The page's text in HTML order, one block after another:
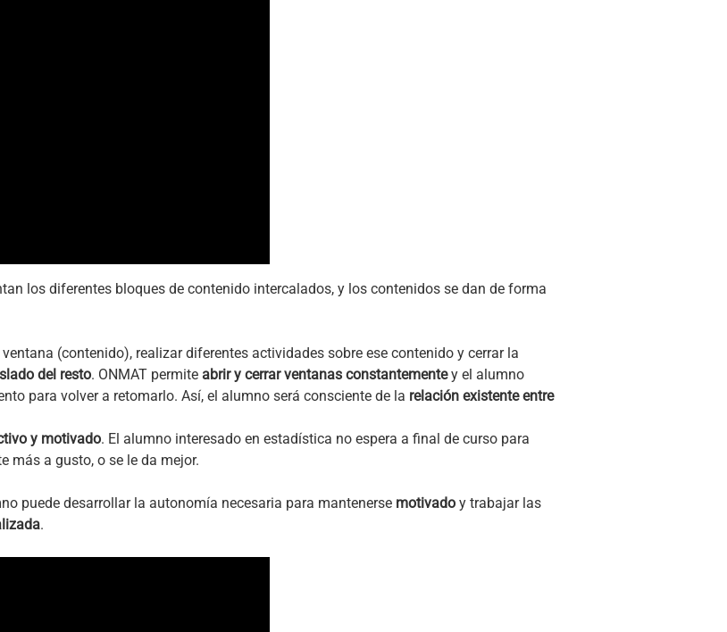
los diferentes bloques de contenido intercalados, y los contenidos se dan de forma
(contenido), realizar diferentes actividades sobre ese contenido y cerrar la
del resto. ONMAT permite abrir y cerrar ventanas constantementey el alumno
para volver a retomarlo. Así, el alumno será consciente de la relación existente entre
y motivado. El alumno interesado en estadística no espera a final de curso para
más a gusto, o se le da mejor.
puede desarrollar la autonomía necesaria para mantenerse motivado y trabajar las
.